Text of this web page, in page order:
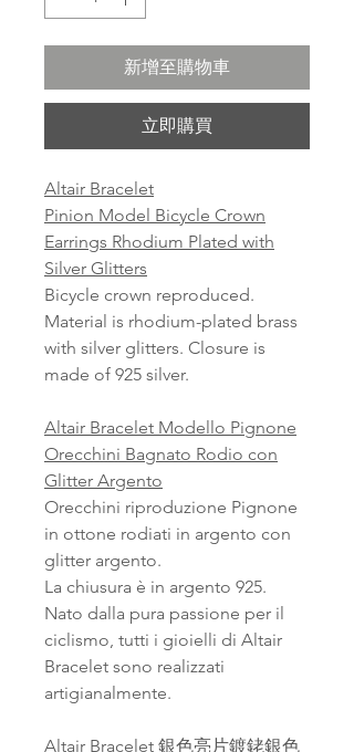
新增至購物車
立即購買
Altair Bracelet
Pinion Model Bicycle Crown
Earrings Rhodium Plated with
Silver Glitters
Bicycle crown reproduced.
Material is rhodium-plated brass
with silver glitters. Closure is
made of 925 silver.
Altair Bracelet Modello Pignone
Orecchini Bagnato Rodio con
Glitter Argento
Orecchini riproduzione Pignone
in ottone rodiati in argento con
glitter argento.
La chiusura è in argento 925.
Nato dalla pura passione per il
ciclismo, tutti i gioielli di Altair
Bracelet sono realizzati
artigianalmente.
Altair Bracelet 銀色亮片鍍銠銀色